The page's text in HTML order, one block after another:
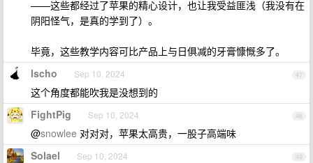
——这些都经过了苹果的精心设计，也让我受益匪浅（我没有在
阴阳怪气，是真的学到了）。
毕竟，这些教学内容可比产品上与日俱减的牙膏慷慨多了。
47
lscho Sep 10, 2024
这个角度都能吹我是没想到的
48
FightPig Sep 10, 2024
@snowlee 对对对，苹果太高贵，一股子高端味
49
Solael Sep 10, 2024